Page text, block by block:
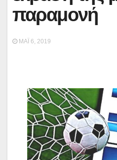
παραμονή
ΜΆΙ 6, 2019